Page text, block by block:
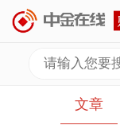
文章